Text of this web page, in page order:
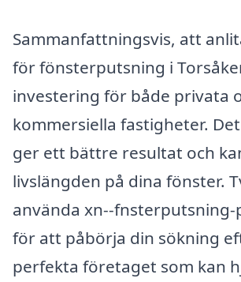
Sammanfattningsvis, att
för fönsterputsning i
investering för både privata
kommersiella fastigheter.
ger ett bättre resultat och
livslängden på dina fönster.
använda xn--fnsterputsning-
för att påbörja din sökning
perfekta företaget som kan